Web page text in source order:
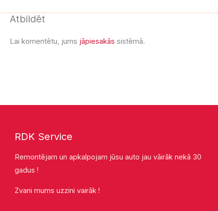
Atbildēt
Lai komentētu, jums jāpiesakās sistēmā.
RDK Service
Remontējam un apkalpojam jūsu auto jau vāirāk nekā 30
gadus !
Zvani mums uzzini vairāk !